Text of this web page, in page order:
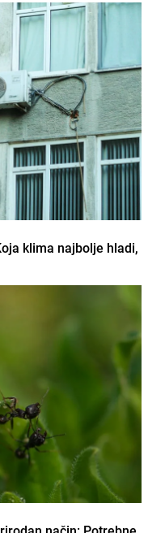
klima najbolje hladi,